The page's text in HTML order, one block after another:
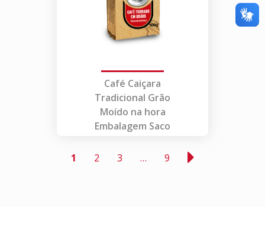
Café Caiçara
Tradicional Grão
Moído na hora
Embalagem Saco
1 2 3 … 9